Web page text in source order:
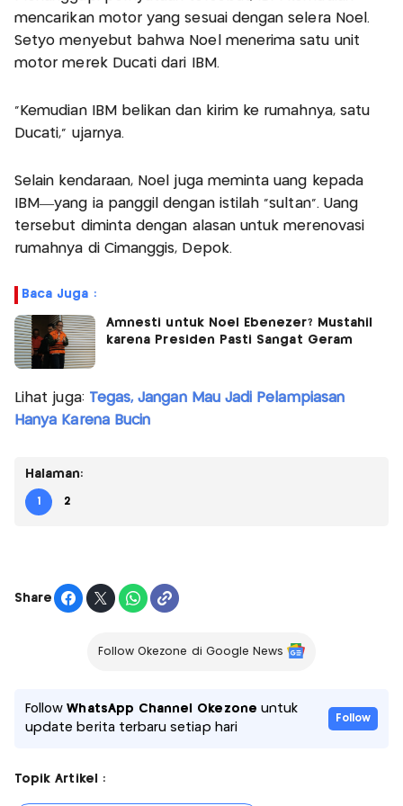
mencarikan motor yang sesuai dengan selera Noel.
Setyo menyebut bahwa Noel menerima satu unit
motor merek Ducati dari IBM.
"Kemudian IBM belikan dan kirim ke rumahnya, satu
Ducati," ujarnya.
Selain kendaraan, Noel juga meminta uang kepada
IBM—yang ia panggil dengan istilah “sultan”. Uang
tersebut diminta dengan alasan untuk merenovasi
rumahnya di Cimanggis, Depok.
Baca Juga :
Amnesti untuk Noel Ebenezer? Mustahil
karena Presiden Pasti Sangat Geram
Lihat juga: Tegas, Jangan Mau Jadi Pelampiasan
Hanya Karena Bucin
Halaman:
1 2
Share
Follow Okezone di Google News
FollowWhatsApp Channel Okezone untuk
update berita terbaru setiap hari
Follow
Topik Artikel :